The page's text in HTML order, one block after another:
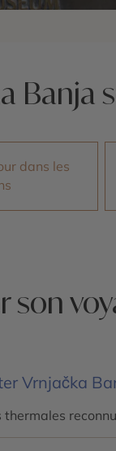
Banja
dans les
son
Vrnjačka
thermales